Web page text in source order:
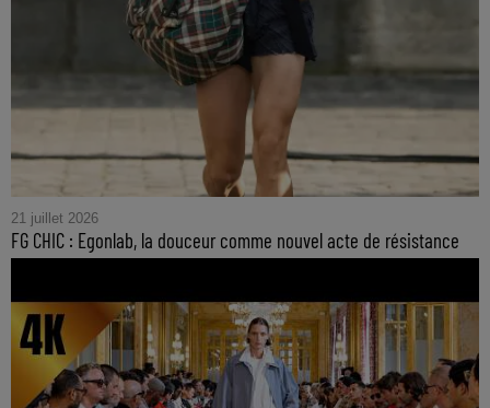
21 juillet 2026
FG CHIC : Egonlab, la douceur comme nouvel acte de résistance